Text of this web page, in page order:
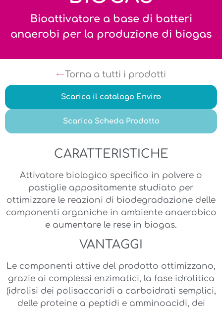
Bioattivatore a base di batteri
anaerobi per la produzione di biogas
Torna a tutti i prodotti
Scarica il catalogo Enviro
Scarica Scheda Prodotto
CARATTERISTICHE
Attivatore biologico specifico in polvere o
pastiglie appositamente studiato per
ottimizzare le reazioni di biodegradazione delle
componenti organiche in ambiente anaerobico
e aumentare le rese in biogas.
VANTAGGI
Le componenti attive del prodotto ottimizzano,
grazie ai complessi enzimatici, la fase idrolitica
(idrolisi dei polisaccaridi a carboidrati semplici,
delle proteine a peptidi e amminoacidi, dei